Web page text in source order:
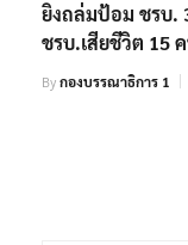
ยิงถล่มป้อม ชรบ.
ชรบ.เสียชีวิต 15
Byกองบรรณาธิการ 1